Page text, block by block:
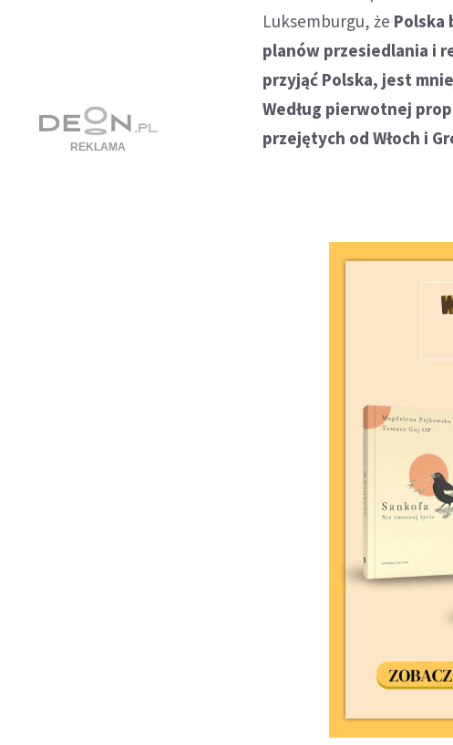
Luksemburgu, że Polska
planów przesiedlania i
przyjąć Polska, jest
Według pierwotnej
przejętych od Włoch i